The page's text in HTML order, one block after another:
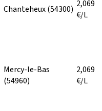
Chanteheux(54300) 2,069
€/L
Mercy-le-Bas
(54960)
2,069
€/L